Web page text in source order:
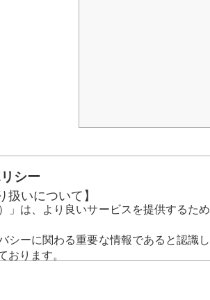
シー
扱いについて】
」は、より良いサービスを提供するた
シーに関わる重要な情報であると認識
おります。